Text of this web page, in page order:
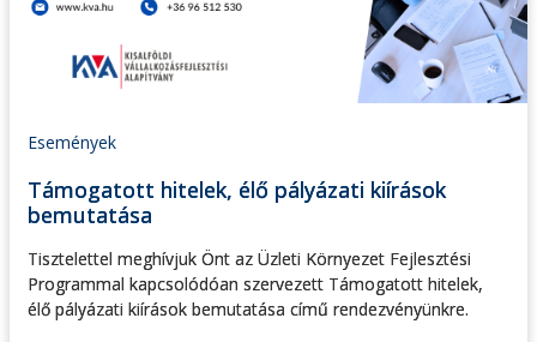
Események
Támogatott hitelek, élő pályázati kiírások
bemutatása
Tisztelettel meghívjuk Önt az Üzleti Környezet Fejlesztési
Programmal kapcsolódóan szervezett Támogatott hitelek,
élő pályázati kiírások bemutatása című rendezvényünkre.